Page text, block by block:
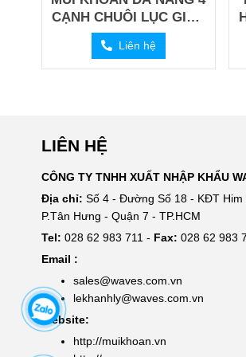
CẠNH CHUÔI LỤC GIÁC
_ MODEL W540
Liên hệ
LIÊN HỆ
CÔNG TY TNHH XUẤT NHẬP KHẨU
Địa chỉ: Số 4 - Đường Số 18 - KĐT Him
P.Tân Hưng - Quận 7 - TP.HCM
Tel: 028 62 983 711 - Fax: 028 62 983
Email :
sales@waves.com.vn
lekhanhly@waves.com.vn
Website:
http://muikhoan.vn